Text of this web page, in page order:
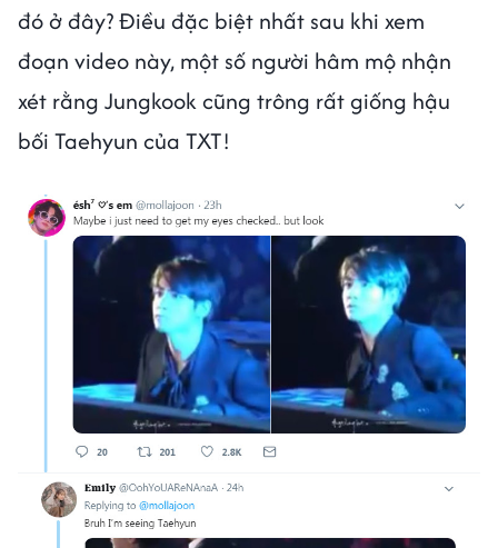
đó ở đây? Điều đặc biệt nhất sau khi xem
đoạn video này, một số người hâm mộ nhận
xét rằng Jungkook cũng trông rất giống hậu
bối Taehyun của TXT!